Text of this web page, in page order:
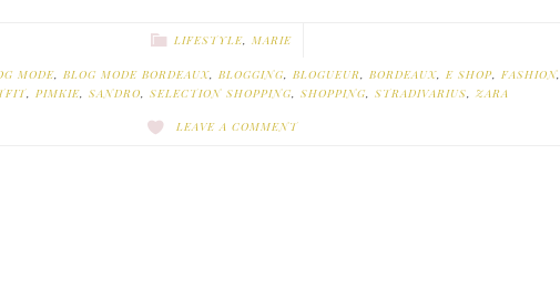
LIFESTYLE, MARIE
MODE, BLOG MODE BORDEAUX, BLOGGING, BLOGUEUR, BORDEAUX, E SHOP, FASHION,
, PIMKIE, SANDRO, SELECTION SHOPPING, SHOPPING, STRADIVARIUS,ZARA
LEAVE A COMMENT